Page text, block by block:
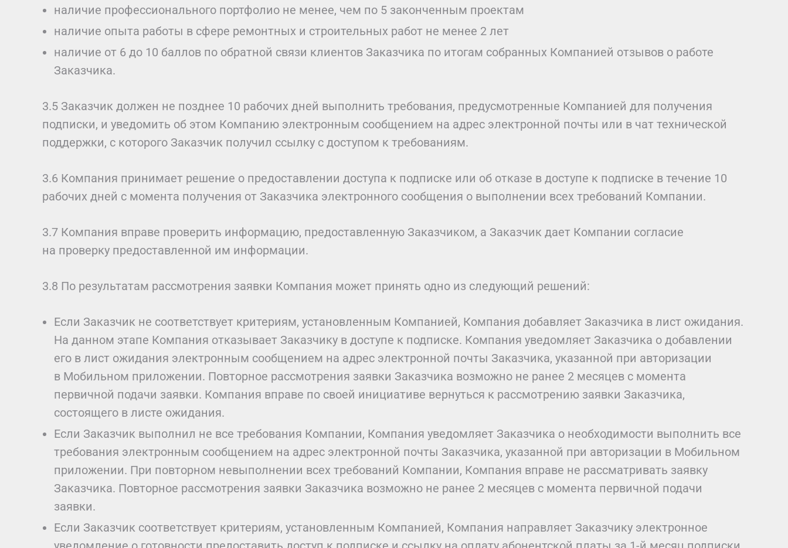
наличие профессионального портфолио не менее, чем по 5 законченным проектам
наличие опыта работы в сфере ремонтных и строительных работ не менее 2 лет
наличие от 6 до 10 баллов по обратной связи клиентов Заказчика по итогам собранных Компанией отзывов о работе
Заказчика.
3.5 Заказчик должен не позднее 10 рабочих дней выполнить требования, предусмотренные Компанией для получения
подписки, и уведомить об этом Компанию электронным сообщением на адрес электронной почты или в чат технической
поддержки, с которого Заказчик получил ссылку с доступом к требованиям.
3.6 Компания принимает решение о предоставлении доступа к подписке или об отказе в доступе к подписке в течение 10
рабочих дней с момента получения от Заказчика электронного сообщения о выполнении всех требований Компании.
3.7 Компания вправе проверить информацию, предоставленную Заказчиком, а Заказчик дает Компании согласие
на проверку предоставленной им информации.
3.8 По результатам рассмотрения заявки Компания может принять одно из следующий решений:
Если Заказчик не соответствует критериям, установленным Компанией, Компания добавляет Заказчика в лист ожидания.
На данном этапе Компания отказывает Заказчику в доступе к подписке. Компания уведомляет Заказчика о добавлении
его в лист ожидания электронным сообщением на адрес электронной почты Заказчика, указанной при авторизации
в Мобильном приложении. Повторное рассмотрения заявки Заказчика возможно не ранее 2 месяцев с момента
первичной подачи заявки. Компания вправе по своей инициативе вернуться к рассмотрению заявки Заказчика,
состоящего в листе ожидания.
Если Заказчик выполнил не все требования Компании, Компания уведомляет Заказчика о необходимости выполнить все
требования электронным сообщением на адрес электронной почты Заказчика, указанной при авторизации в Мобильном
приложении. При повторном невыполнении всех требований Компании, Компания вправе не рассматривать заявку
Заказчика. Повторное рассмотрения заявки Заказчика возможно не ранее 2 месяцев с момента первичной подачи
заявки.
Если Заказчик соответствует критериям, установленным Компанией, Компания направляет Заказчику электронное